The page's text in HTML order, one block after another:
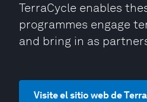
TerraCycle enables
programmes engage
and bring in as
Visite el sitio web de